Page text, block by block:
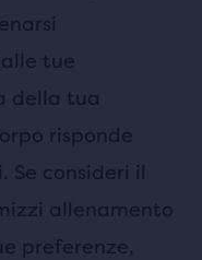
tue
della tua
risponde
Se consideri il
allenamento
preferenze,